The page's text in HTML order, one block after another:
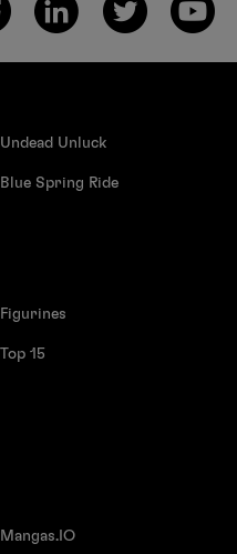
Undead Unluck
Blue Spring Ride
Figurines
Top 15
Mangas.IO